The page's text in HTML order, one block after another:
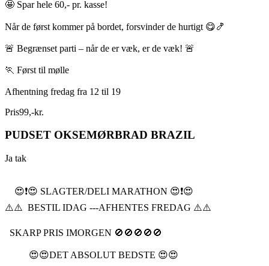
🤩 Spar hele 60,- pr. kasse!
Når de først kommer på bordet, forsvinder de hurtigt 😋🍤
🚨 Begrænset parti – når de er væk, er de væk! 🚨
🏃 Først til mølle
Afhentning fredag fra 12 til 19
Pris99,-kr.
PUDSET OKSEMØRBRAD BRAZIL
Ja tak
😍❗️😍 SLAGTER/DELI MARATHON 😍❗️😍
⚠️⚠️ BESTIL IDAG ---AFHENTES FREDAG ⚠️⚠️
SKARP PRIS IMORGEN 🚫🚫🚫🚫🚫
😍😍DET ABSOLUT BEDSTE 😍😍